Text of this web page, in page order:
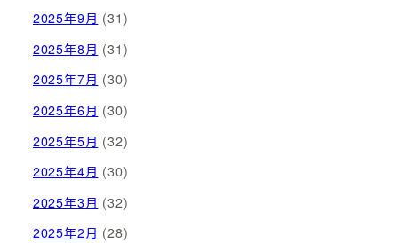
2025年9月 (31)
2025年8月 (31)
2025年7月 (30)
2025年6月 (30)
2025年5月 (32)
2025年4月 (30)
2025年3月 (32)
2025年2月 (28)